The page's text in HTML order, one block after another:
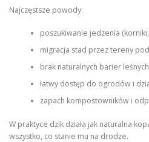
Najczęstsze powody:
poszukiwanie jedzenia
migracja stad przez tereny
brak naturalnych barier leśnych
łatwy dostęp do ogrodów i
zapach kompostowników i
W praktyce dzik działa jak naturalna
wszystko, co stanie mu na drodze.